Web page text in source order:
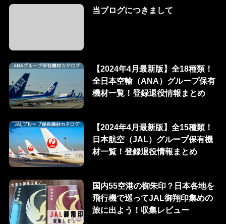
当ブログにつきまして
【2024年4月最新版】全18種類！
全日本空輸（ANA）グループ保有
機材一覧！登録退役情報まとめ
【2024年4月最新版】全15種類！
日本航空（JAL）グループ保有機
材一覧！登録退役情報まとめ
国内55空港の御朱印？日本各地を
飛行機で巡ってJAL御翔印集めの
旅に出よう！収集レビュー